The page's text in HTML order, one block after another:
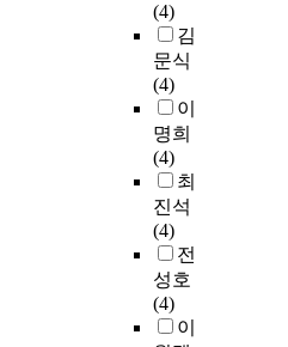
(4)
김
문식
(4)
이
명희
(4)
최
진석
(4)
전
성호
(4)
이